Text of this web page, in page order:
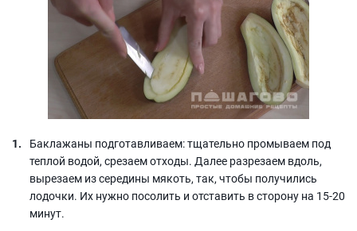
Баклажаны подготавливаем: тщательно промываем под
теплой водой, срезаем отходы. Далее разрезаем вдоль,
вырезаем из середины мякоть, так, чтобы получились
лодочки. Их нужно посолить и отставить в сторону на 15-20
минут.